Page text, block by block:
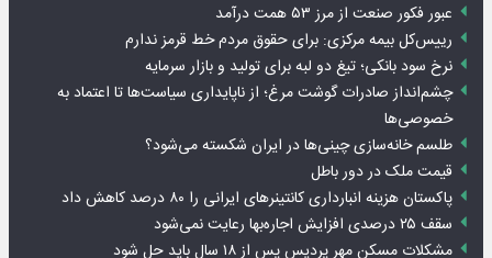
عبور فکور صنعت از مرز ۵۳ همت درآمد
رییس‌کل بیمه مرکزی: برای حقوق مردم خط قرمز ندارم
نرخ سود بانکی؛ تیغ دو لبه برای تولید و بازار سرمایه
چشم‌انداز صادرات گوشت مرغ؛ از ناپایداری سیاست‌ها تا اعتماد به
خصوصی‌ها
طلسم خانه‌سازی چینی‌ها در ایران شکسته می‌شود؟
قیمت ملک در دور باطل
پاکستان هزینه انبارداری کانتینرهای ایرانی را ۸۰ درصد کاهش داد
سقف ۲۵ درصدی افزایش اجاره‌بها رعایت نمی‌شود
مشکلات مسکن مهر پردیس پس از ۱۸ سال باید حل شود